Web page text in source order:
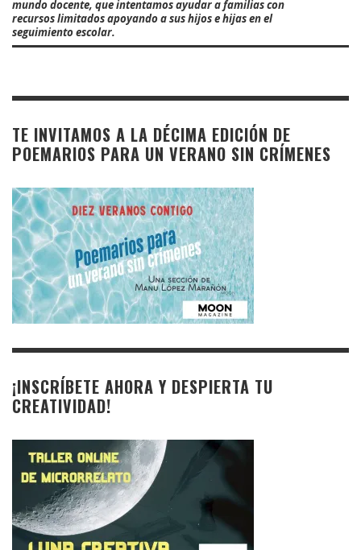
mundo docente, que intentamos ayudar a familias con
recursos limitados apoyando a sus hijos e hijas en el
seguimiento escolar.
TE INVITAMOS A LA DÉCIMA EDICIÓN DE
POEMARIOS PARA UN VERANO SIN CRÍMENES
¡INSCRÍBETE AHORA Y DESPIERTA TU
CREATIVIDAD!